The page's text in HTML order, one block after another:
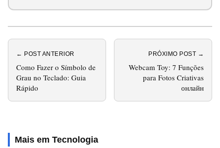
← POST ANTERIOR
Como Fazer o Símbolo de
Grau no Teclado: Guia
Rápido
PRÓXIMO POST →
Webcam Toy: 7 Funções
para Fotos Criativas
онлайн
Mais em Tecnologia